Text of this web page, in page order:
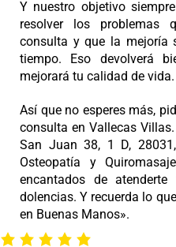
Y nuestro objetivo
resolver los problemas
consulta y que la mejoría
tiempo. Eso devolverá
mejorará tu calidad de vida.
Así que no esperes más,
consulta en Vallecas
San Juan 38, 1 D,
Osteopatía y
encantados de
dolencias. Y recuerda lo
en Buenas Manos».